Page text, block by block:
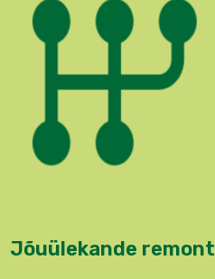
Jõuülekande remont